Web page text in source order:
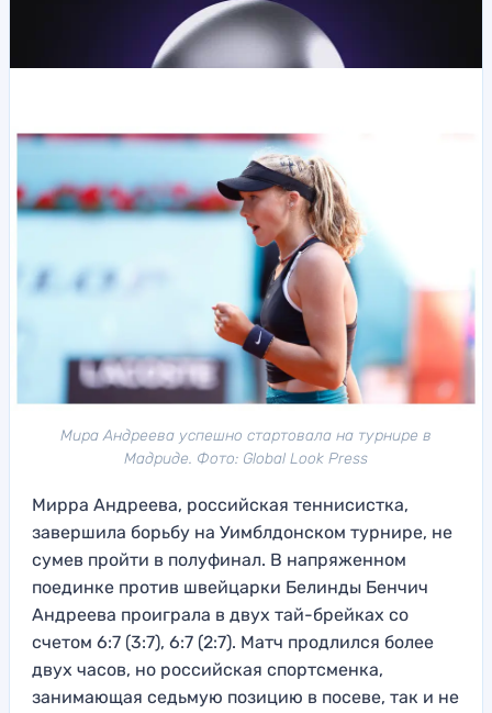
Мира Андреева успешно стартовала на турнире в
Мадриде. Фото: Global Look Press
Мирра Андреева, российская теннисистка,
завершила борьбу на Уимблдонском турнире, не
сумев пройти в полуфинал. В напряженном
поединке против швейцарки Белинды Бенчич
Андреева проиграла в двух тай-брейках со
счетом 6:7 (3:7), 6:7 (2:7). Матч продлился более
двух часов, но российская спортсменка,
занимающая седьмую позицию в посеве, так и не